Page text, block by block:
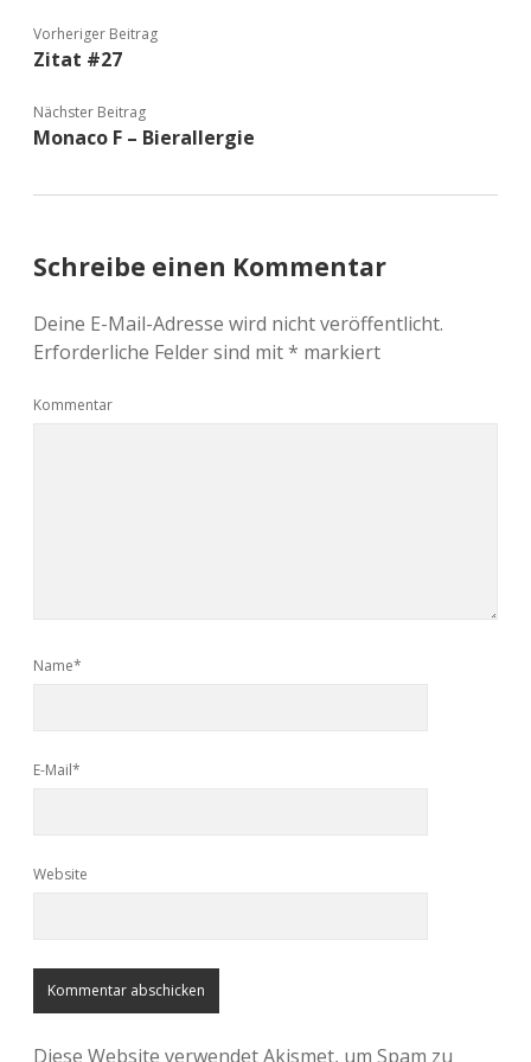
Vorheriger Beitrag
Zitat #27
Nächster Beitrag
Monaco F – Bierallergie
Schreibe einen Kommentar
Deine E-Mail-Adresse wird nicht veröffentlicht.
Erforderliche Felder sind mit* markiert
Kommentar
Name*
E-Mail*
Website
Diese Website verwendet Akismet, um Spam zu